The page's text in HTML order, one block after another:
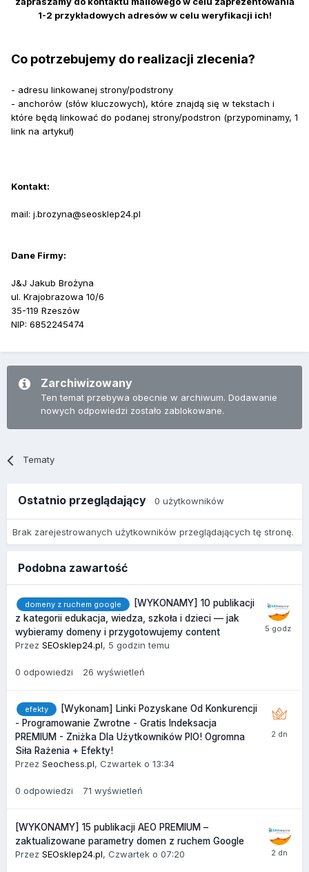
1-2 przykładowych adresów w celu weryfikacji ich!
Co potrzebujemy do realizacji zlecenia?
- adresu linkowanej strony/podstrony
- anchorów (słów kluczowych), które znajdą się w tekstach i
które będą linkować do podanej strony/podstron (przypominamy, 1
link na artykuł)
Kontakt:
mail: j.brozyna@seosklep24.pl
Dane Firmy:
J&J Jakub Brożyna
ul. Krajobrazowa 10/6
35-119 Rzeszów
NIP: 6852245474
Zarchiwizowany
Ten temat przebywa obecnie w archiwum. Dodawanie
nowych odpowiedzi zostało zablokowane.
Tematy
Ostatnio przeglądający 0 użytkowników
Brak zarejestrowanych użytkowników przeglądających tę stronę.
Podobna zawartość
domeny z ruchem google
[WYKONAMY] 10 publikacji
z kategorii edukacja, wiedza, szkoła i dzieci — jak
wybieramy domeny i przygotowujemy content
Przez SEOsklep24.pl, 5 godzin temu
0 odpowiedzi 26 wyświetleń
efekty
[Wykonam] Linki Pozyskane Od Konkurencji
- Programowanie Zwrotne - Gratis Indeksacja
PREMIUM - Zniżka Dla Użytkowników PIO! Ogromna
Siła Rażenia + Efekty!
Przez Seochess.pl, Czwartek o 13:34
0 odpowiedzi 71 wyświetleń
[WYKONAMY] 15 publikacji AEO PREMIUM –
zaktualizowane parametry domen z ruchem Google
Przez SEOsklep24.pl, Czwartek o 07:20